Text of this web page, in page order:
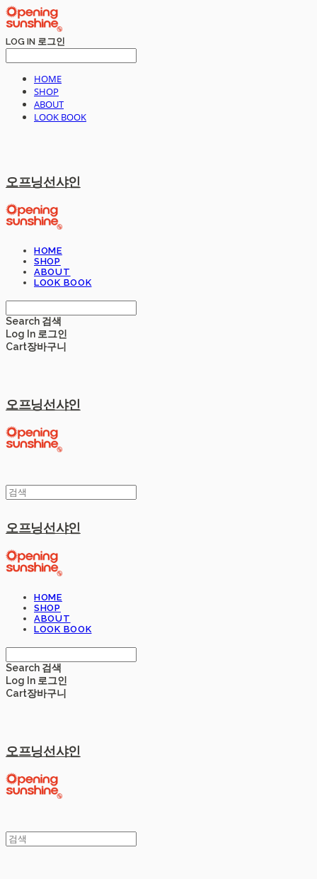
LOG IN 로그인
HOME
SHOP
ABOUT
LOOK BOOK
오프닝선샤인
HOME
SHOP
ABOUT
LOOK BOOK
Search 검색
Log In 로그인
Cart장바구니
오프닝선샤인
오프닝선샤인
HOME
SHOP
ABOUT
LOOK BOOK
Search 검색
Log In 로그인
Cart장바구니
오프닝선샤인